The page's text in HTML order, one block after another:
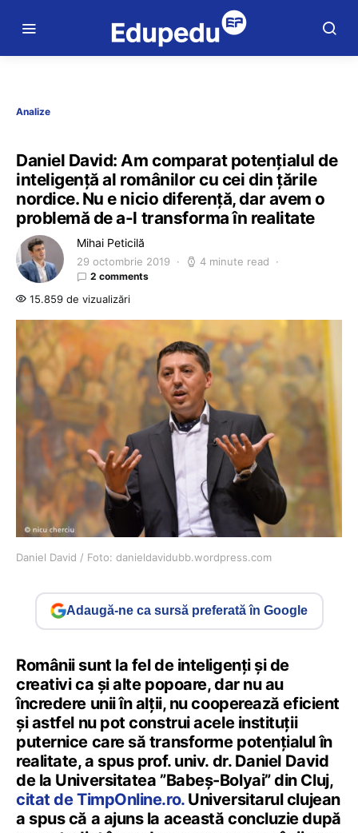
Analize
Daniel David: Am comparat potențialul de
inteligență al românilor cu cei din țările
nordice. Nu e nicio diferență, dar avem o
problemă de a-l transforma în realitate
Mihai Peticilă
29 octombrie 2019 4 minute read
2 comments
15.859 de vizualizări
Daniel David / Foto: danieldavidubb.wordpress.com
Adaugă-ne ca sursă preferată în Google
Românii sunt la fel de inteligenți și de
creativi ca și alte popoare, dar nu au
încredere unii în alții, nu cooperează eficient
și astfel nu pot construi acele instituții
puternice care să transforme potențialul în
realitate, a spus prof. univ. dr. Daniel David
de la Universitatea ”Babeș-Bolyai” din Cluj,
citat de TimpOnline.ro.Universitarul clujean
a spus că a ajuns la această concluzie după